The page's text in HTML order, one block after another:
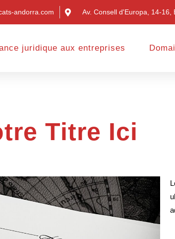
andorra.com Av. Consell d'Europa, 14-16,
juridique aux entreprises
Titre Ici